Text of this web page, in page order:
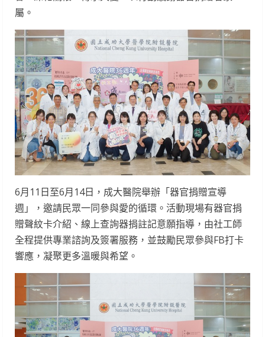
屬。
6月11日至6月14日，成大醫院舉辦「器官捐贈宣導
週」，邀請民眾一同參與愛的循環。活動現場有器官捐
贈聲紋卡介紹、線上查詢器捐註記意願指導，由社工師
全程提供專業諮詢及簽署服務，並鼓勵民眾參與FB打卡
響應，凝聚更多溫暖與希望。